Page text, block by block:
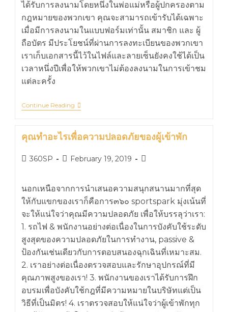
ได้รับการลงนามโดยหนึ่งในพ่อแม่หรือผู้ปกครองตาม
กฎหมายของพวกเขา คุณจะสามารถเข้ารับได้เฉพาะ
เมื่อมีการลงนามในแบบฟอร์มเท่านั้น สมาชิก และ ผู้
ถือบัตร มีประโยชน์ที่ผ่านการลงทะเบียนของพวกเขา
เราเก็บเอกสารนี้ไว้ในไฟล์และลายเซ็นยังคงใช้ได้เป็น
เวลาหนึ่งปีเพื่อให้พวกเขาไม่ต้องลงนามในการเข้าชม
แต่ละครั้ง
Continue Reading
คุณทำอะไรเพื่อความปลอดภัยของผู้เข้าพัก
360SP February 19, 2019
นอกเหนือจากการนำเสนอความสนุกสนานมากที่สุด
ให้กับแขกของเราก็คือการ๓๖๐ sportspark มุ่งเน้นที่
จะให้แน่ใจว่าคุณมีความปลอดภัย เพื่อให้บรรลุว่าเรา:
1. รถไฟ & พนักงานอย่างต่อเนื่องในการบังคับใช้ระดับ
สูงสุดของความปลอดภัยในการทำงาน, passive &
ป้องกันเช่นเดียวกับการตอบสนองฉุกเฉินที่เหมาะสม.
2. เราอย่างต่อเนื่องตรวจสอบและรักษาอุปกรณ์ที่มี
คุณภาพสูงของเรา! 3. พนักงานของเราได้รับการฝึก
อบรมเพื่อบังคับใช้กฎที่มีความหมายในบริษัทแต่เป็น
วิธีที่เป็นมิตร! 4. เราตรวจสอบให้แน่ใจว่าผู้เข้าพักทุก